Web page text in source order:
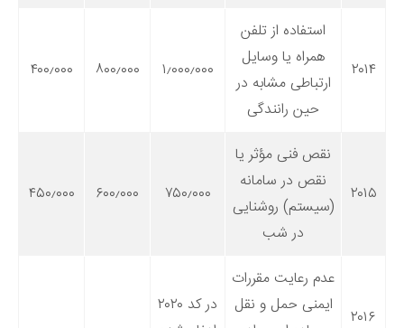
۲۰۱۴
استفاده از تلفن
همراه یا وسایل
ارتباطی مشابه در
حین رانندگی
۱٫۰۰۰٫۰۰۰ ۸۰۰٫۰۰۰ ۴۰۰٫۰۰۰
۲۰۱۵
نقص فنی مؤثر یا
نقص در سامانه
(سیستم) روشنایی
در شب
۷۵۰٫۰۰۰ ۶۰۰٫۰۰۰ ۴۵۰٫۰۰۰
۲۰۱۶
عدم رعایت مقررات
ایمنی حمل و نقل
در کد ۲۰۲۰